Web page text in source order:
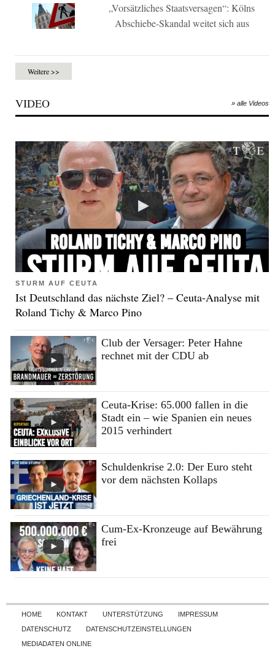
„Vorsätzliches Staatsversagen“: Kölns
Abschiebe-Skandal weitet sich aus
Weitere >>
VIDEO » alle Videos
STURM AUF CEUTA
Ist Deutschland das nächste Ziel? – Ceuta-Analyse mit
Roland Tichy & Marco Pino
Club der Versager: Peter Hahne
rechnet mit der CDU ab
Ceuta-Krise: 65.000 fallen in die
Stadt ein – wie Spanien ein neues
2015 verhindert
Schuldenkrise 2.0: Der Euro steht
vor dem nächsten Kollaps
Cum-Ex-Kronzeuge auf Bewährung
frei
Skip to content
HOME KONTAKT UNTERSTÜTZUNG
IMPRESSUM
DATENSCHUTZ
DATENSCHUTZEINSTELLUNGEN
MEDIADATEN ONLINE